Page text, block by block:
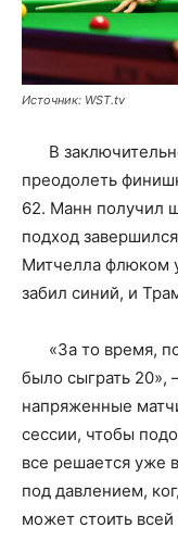
Источник: WST.tv
В
преодолеть
62. Манн получил
подход
Митчелла флюком
забил синий, и
«За то время,
было сыграть 20»,
напряженные
сессии, чтобы
все решается уже
под давлением,
может стоить всей